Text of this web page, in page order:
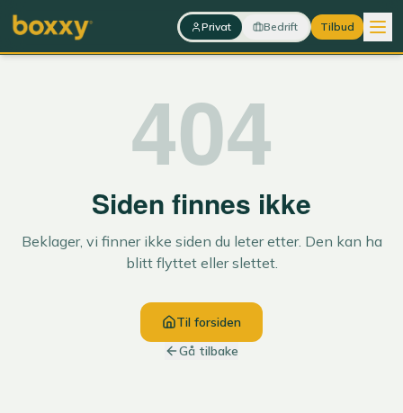
Hopp til innhold
Privat Bedrift Tilbud
404
Siden finnes ikke
Beklager, vi finner ikke siden du leter etter. Den kan ha
blitt flyttet eller slettet.
Til forsiden
Gå tilbake